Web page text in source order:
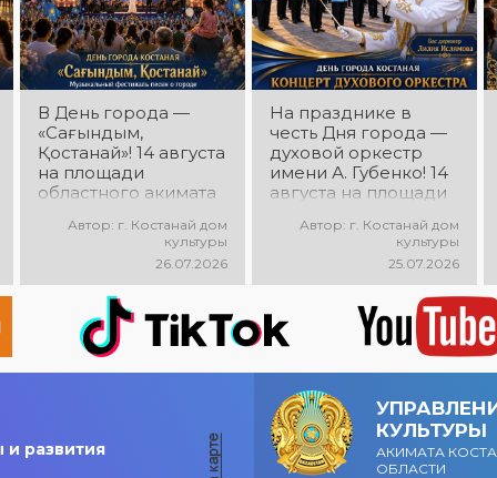
В День города —
«Сағындым,
Қостанай»! 14 августа
на площади
областного акимата
музыкальный
фестиваль песен о
городе «Сағындым,
Қостанай»! Вас ждут
прекрасные песни о
родном городе,
яркие выступления и
праздничная
Автор: г. Костанай дом
культуры
26.07.2026
На празднике в
честь Дня города —
духовой оркестр
имени А. Губенко! 14
августа на площади
состоится
концерт оркестра.
Главный дирижёр —
Лилия Ислямова. Вас
ждут живая музыка,
яркие выступления и
праздничное
настроение!
Автор: г. Костанай дом
культуры
25.07.2026
и развития
КУЛЬТУРЫ
АКИМАТА
ОБЛАСТИ